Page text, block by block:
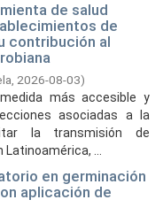
de salud
de
contribución al
2026-08-03)
más accesible y
asociadas a la
la transmisión de
...
en germinación
aplicación de